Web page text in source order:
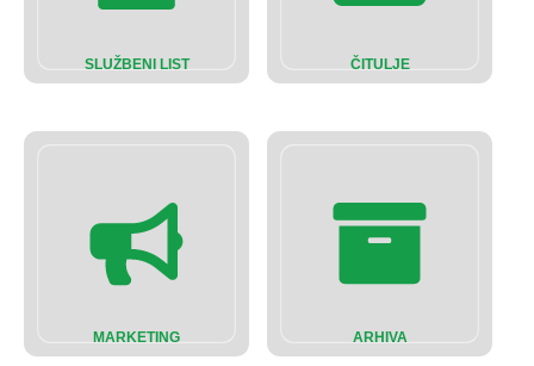
SLUŽBENI LIST ČITULJE
MARKETING ARHIVA